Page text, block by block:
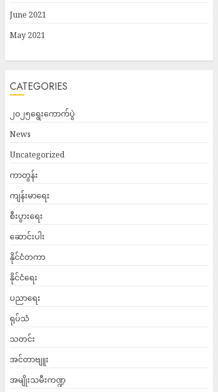
June 2021
May 2021
CATEGORIES
၂၀၂၅ရွေးကောက်ပွဲ
News
Uncategorized
ကာတွန်း
ကျန်းမာရေး
စီးပွားရေး
ဆောင်းပါး
နိုင်ငံတကာ
နိုင်ငံရေး
ပညာရေး
ရုပ်သံ
သတင်း
အင်တာဗျူး
အမျိုးသမီးကဏ္ဍ